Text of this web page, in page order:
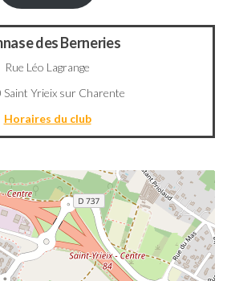
des Berneries
Rue Léo Lagrange
Saint Yrieix sur Charente
Horaires du club